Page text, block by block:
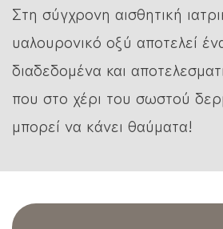
Στη σύγχρονη αισθητική
υαλουρονικό οξύ αποτελεί
διαδεδομένα και
που στο χέρι του σωστού
μπορεί να κάνει θαύματα!